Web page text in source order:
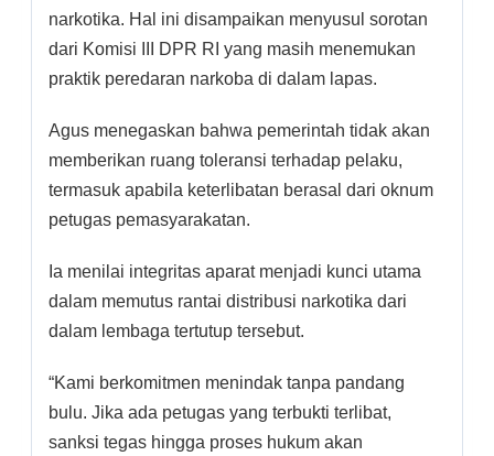
narkotika. Hal ini disampaikan menyusul sorotan
dari Komisi III DPR RI yang masih menemukan
praktik peredaran narkoba di dalam lapas.
Agus menegaskan bahwa pemerintah tidak akan
memberikan ruang toleransi terhadap pelaku,
termasuk apabila keterlibatan berasal dari oknum
petugas pemasyarakatan.
Ia menilai integritas aparat menjadi kunci utama
dalam memutus rantai distribusi narkotika dari
dalam lembaga tertutup tersebut.
“Kami berkomitmen menindak tanpa pandang
bulu. Jika ada petugas yang terbukti terlibat,
sanksi tegas hingga proses hukum akan